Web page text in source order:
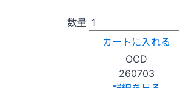
数量
カートに入れる
OCD
260703